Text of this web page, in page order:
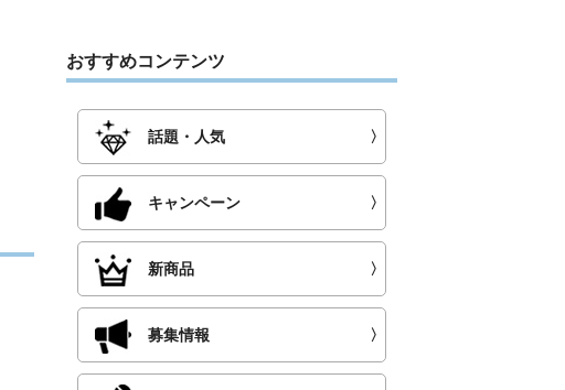
おすすめコンテンツ
話題・人気 〉
キャンペーン 〉
新商品 〉
募集情報 〉